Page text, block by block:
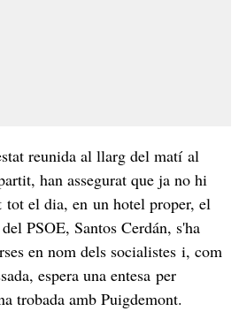
reunida al llarg del matí al
han assegurat que ja no hi
tot el dia, en un hotel proper, el
PSOE, Santos Cerdán, s'ha
en nom dels socialistes i, com
espera una entesa per
trobada amb Puigdemont.